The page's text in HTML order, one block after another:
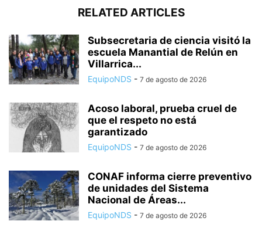
RELATED ARTICLES
Subsecretaria de ciencia visitó la
escuela Manantial de Relún en
Villarrica...
EquipoNDS - 7 de agosto de 2026
Acoso laboral, prueba cruel de
que el respeto no está
garantizado
EquipoNDS - 7 de agosto de 2026
CONAF informa cierre preventivo
de unidades del Sistema
Nacional de Áreas...
EquipoNDS - 7 de agosto de 2026